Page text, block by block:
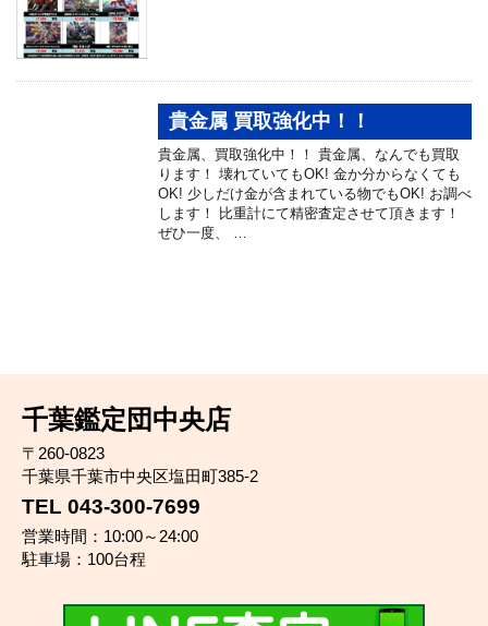
貴金属 買取強化中！！
貴金属、買取強化中！！ 貴金属、なんでも買取
ります！ 壊れていてもOK! 金か分からなくても
OK! 少しだけ金が含まれている物でもOK! お調べ
します！ 比重計にて精密査定させて頂きます！
ぜひ一度、 …
千葉鑑定団中央店
〒260-0823
千葉県千葉市中央区塩田町385-2
TEL 043-300-7699
営業時間：10:00～24:00
駐車場：100台程